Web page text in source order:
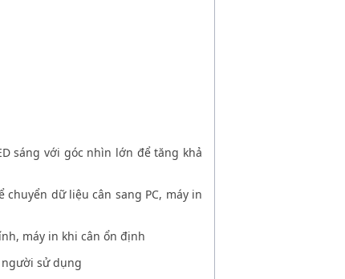
sáng với góc nhìn lớn để tăng khả
chuyển dữ liệu cân sang PC, máy in
máy in khi cân ổn định
người sử dụng